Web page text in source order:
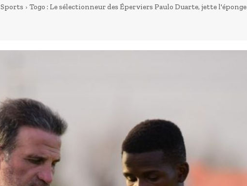
Sports Togo : Le sélectionneur des Éperviers Paulo Duarte, jette l'éponge